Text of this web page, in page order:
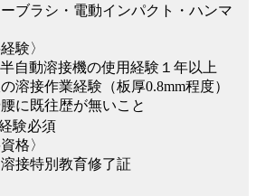
ブラシ・電動インパクト・ハンマ
験〉
半自動溶接機の使用経験１年以上
の溶接作業経験（板厚0.8mm程度）
腰に既往歴が無いこと
験必須
格〉
接特別教育修了証